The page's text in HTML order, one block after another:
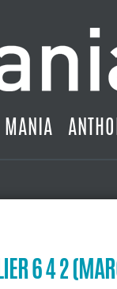
MANIA
6 4 2